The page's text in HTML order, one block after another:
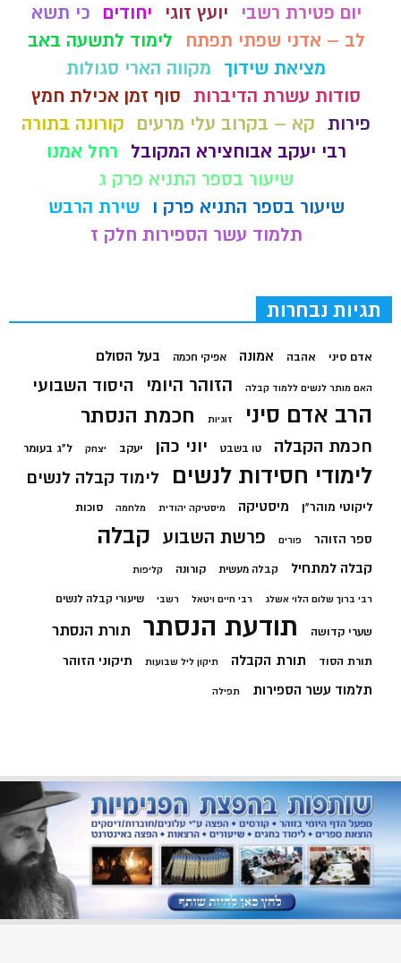
יום פטירת רשבי
יועץ זוגי יחודים
כי תשא
לב – אדני שפתי תפתח
לימוד לתשעה באב
מציאת שידוך
מקווה הארי סגולות
סודות עשרת הדיברות סוף זמן אכילת חמץ
פירות קא – בקרוב עלי מרעים
קורונה בתורה
רבי יעקב אבוחצירא המקובל
רחל אמנו
שיעור בספר התניא פרק ג
שיעור בספר התניא פרק ו
שירת הרבש
תלמוד עשר הספירות חלק ז
תגיות נבחרות
אדם סיני אהבה אמונה אפיקי חכמה בעל הסולם
האם מותר לנשים ללמוד קבלה הזוהר היומי היסוד השבועי
הרב אדם סיני זוגיות חכמת הנסתר
חכמת הקבלה טו בשבט יוני כהן יעקב יצחק ל"ג בעומר
לימודי חסידות לנשים לימוד קבלה לנשים
ליקוטי מוהר"ן מיסטיקה מיסטיקה יהודית מלחמה סוכות
ספר הזוהר פורים פרשת השבוע קבלה
קבלה למתחיל קבלה מעשית קורונה קליפות
רבי ברוך שלום הלוי אשלג רבי חיים ויטאל רשבי שיעורי קבלה לנשים
שערי קדושה תודעת הנסתר תורת הנסתר
תורת הסוד תורת הקבלה תיקון ליל שבועות תיקוני הזוהר
תלמוד עשר הספירות תפילה